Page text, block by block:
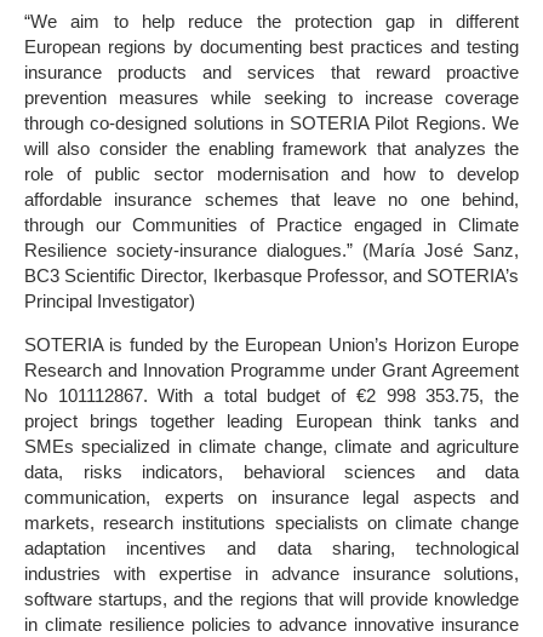
“We aim to help reduce the protection gap in different
European regions by documenting best practices and testing
insurance products and services that reward proactive
prevention measures while seeking to increase coverage
through co-designed solutions in SOTERIA Pilot Regions. We
will also consider the enabling framework that analyzes the
role of public sector modernisation and how to develop
affordable insurance schemes that leave no one behind,
through our Communities of Practice engaged in Climate
Resilience society-insurance dialogues.” (María José Sanz,
BC3 Scientific Director, Ikerbasque Professor, and SOTERIA’s
Principal Investigator)
SOTERIA is funded by the European Union’s Horizon Europe
Research and Innovation Programme under Grant Agreement
No 101112867. With a total budget of €2 998 353.75, the
project brings together leading European think tanks and
SMEs specialized in climate change, climate and agriculture
data, risks indicators, behavioral sciences and data
communication, experts on insurance legal aspects and
markets, research institutions specialists on climate change
adaptation incentives and data sharing, technological
industries with expertise in advance insurance solutions,
software startups, and the regions that will provide knowledge
in climate resilience policies to advance innovative insurance